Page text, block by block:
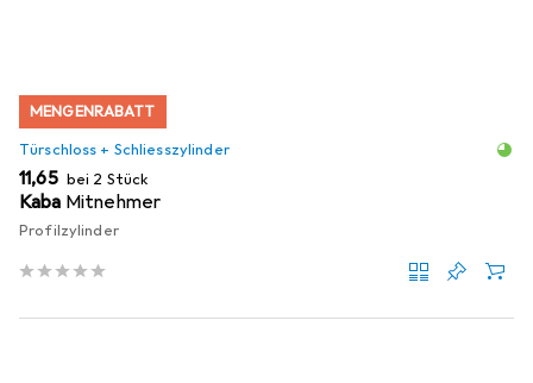
MENGENRABATT
Türschloss + Schliesszylinder
EUR
11,65 bei 2 Stück
Kaba Mitnehmer
Profilzylinder